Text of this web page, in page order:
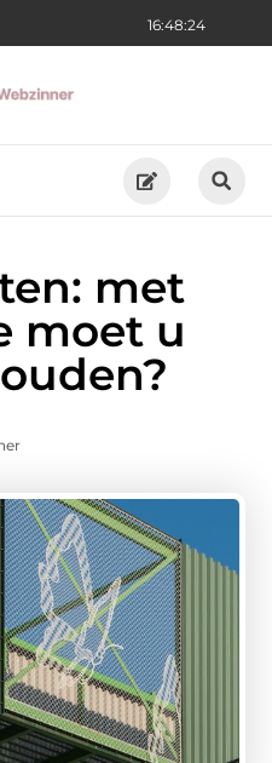
16:48:26
met
moet u